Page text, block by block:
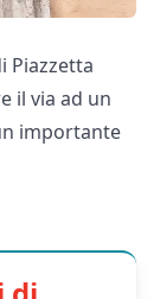
Piazzetta
il via ad un
importante